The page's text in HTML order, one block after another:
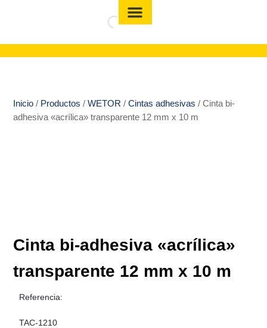
Inicio / Productos / WETOR / Cintas adhesivas / Cinta bi-
adhesiva «acrílica» transparente 12 mm x 10 m
Cinta bi-adhesiva «acrílica»
transparente 12 mm x 10 m
Referencia:
TAC-1210